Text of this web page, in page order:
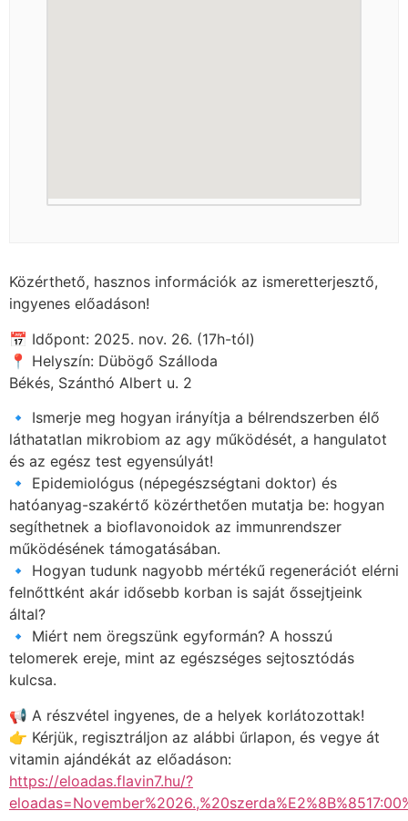
Közérthető, hasznos információk az ismeretterjesztő,
ingyenes előadáson!
📅 Időpont: 2025. nov. 26. (17h-tól)
📍 Helyszín: Dübögő Szálloda
Békés, Szánthó Albert u. 2
🔹 Ismerje meg hogyan irányítja a bélrendszerben élő
láthatatlan mikrobiom az agy működését, a hangulatot
és az egész test egyensúlyát!
🔹 Epidemiológus (népegészségtani doktor) és
hatóanyag-szakértő közérthetően mutatja be: hogyan
segíthetnek a bioflavonoidok az immunrendszer
működésének támogatásában.
🔹 Hogyan tudunk nagyobb mértékű regenerációt elérni
felnőttként akár idősebb korban is saját őssejtjeink
által?
🔹 Miért nem öregszünk egyformán? A hosszú
telomerek ereje, mint az egészséges sejtosztódás
kulcsa.
📢 A részvétel ingyenes, de a helyek korlátozottak!
👉 Kérjük, regisztráljon az alábbi űrlapon, és vegye át
vitamin ajándékát az előadáson:
https://eloadas.flavin7.hu/?